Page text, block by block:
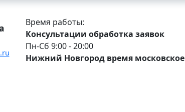
Время работы:
Консультации обработка заявок
Пн-Сб 9:00 - 20:00
Нижний Новгород время московское